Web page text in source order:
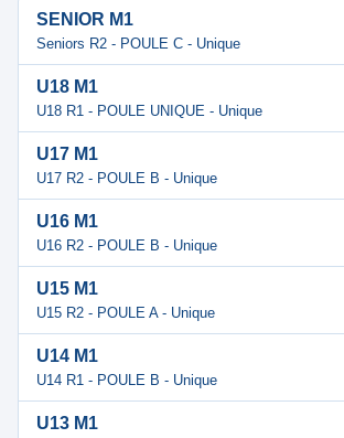
SENIOR M1
Seniors R2 - POULE C - Unique
U18 M1
U18 R1 - POULE UNIQUE - Unique
U17 M1
U17 R2 - POULE B - Unique
U16 M1
U16 R2 - POULE B - Unique
U15 M1
U15 R2 - POULE A - Unique
U14 M1
U14 R1 - POULE B - Unique
U13 M1